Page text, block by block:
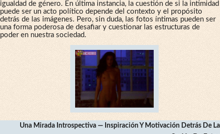
igualdad de género. En última instancia, la cuestión de si la intimidad
puede ser un acto político depende del contexto y el propósito
detrás de las imágenes. Pero, sin duda, las fotos íntimas pueden ser
una forma poderosa de desafiar y cuestionar las estructuras de
poder en nuestra sociedad.
Una Mirada Introspectiva — Inspiración Y Motivación Detrás De La